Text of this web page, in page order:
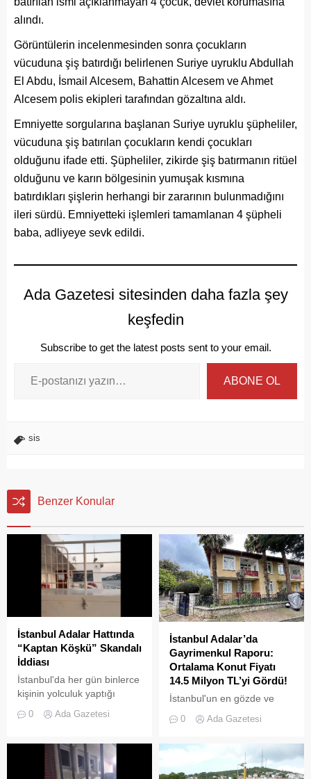
alındı.
Görüntülerin incelenmesinden sonra çocukların
vücuduna şiş batırdığı belirlenen Suriye uyruklu Abdullah
El Abdu, İsmail Alcesem, Bahattin Alcesem ve Ahmet
Alcesem polis ekipleri tarafından gözaltına aldı.
Emniyette sorgularına başlanan Suriye uyruklu şüpheliler,
vücuduna şiş batırılan çocukların kendi çocukları
olduğunu ifade etti. Şüpheliler, zikirde şiş batırmanın ritüel
olduğunu ve karın bölgesinin yumuşak kısmına
batırdıkları şişlerin herhangi bir zararının bulunmadığını
ileri sürdü. Emniyetteki işlemleri tamamlanan 4 şüpheli
baba, adliyeye sevk edildi.
Ada Gazetesi sitesinden daha fazla şey
keşfedin
Subscribe to get the latest posts sent to your email.
ABONE OL
sis
Benzer Konular
İstanbul Adalar Hattında
“Kaptan Köşkü” Skandalı
İddiası
İstanbul'da her gün binlerce
kişinin yolculuk yaptığı
Adalar hattında kaydedilen
görüntüler "bu kadarına da
0 Ada Gazetesi
İstanbul Adalar’da
Gayrimenkul Raporu:
Ortalama Konut Fiyatı
14.5 Milyon TL’yi Gördü!
İstanbul'un en gözde ve
olan Adalar ilçesinde,
hareketlilik dikkat çekiyor.
0 Ada Gazetesi